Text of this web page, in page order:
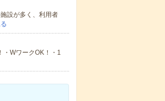
設が多く、利用者
・WワークOK！・1